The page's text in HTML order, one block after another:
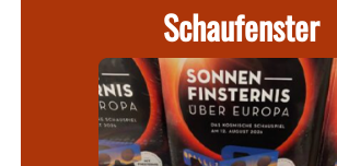
Schaufenster